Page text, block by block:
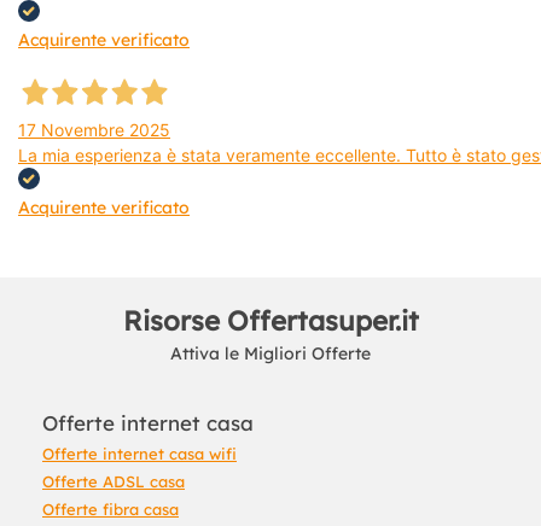
Acquirente verificato
17 Novembre 2025
La mia esperienza è stata veramente eccellente. Tutto è stato
Acquirente verificato
Risorse Offertasuper.it
Attiva le Migliori Offerte
Offerte internet casa
Offerte internet casa wifi
Offerte ADSL casa
Offerte fibra casa